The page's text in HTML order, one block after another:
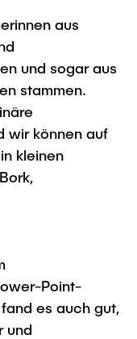
FSP
Studies
aus
und sogar aus
stammen.
wir können auf
kleinen
Point-
es auch gut,
und